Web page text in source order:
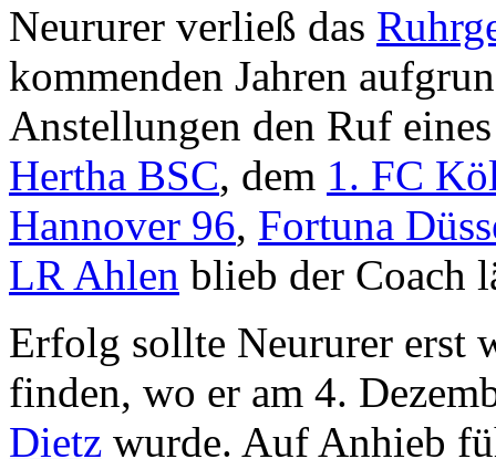
Neururer verließ das
kommenden Jahren
Anstellungen den Ruf
Hertha BSC, dem 1. FC
Hannover 96, Fortuna
LR Ahlen blieb der Coach
Erfolg sollte Neururer erst
finden, wo er am 4.
Dietz wurde. Auf Anhieb